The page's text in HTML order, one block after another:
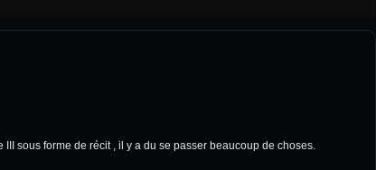
sous forme de récit , il y a du se passer beaucoup de choses.